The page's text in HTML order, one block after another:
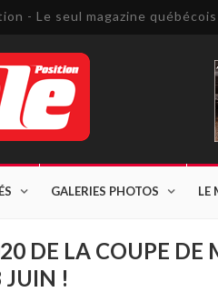
- Le seul magazine
GALERIES PHOTOS LE
DE LA COUPE
JUIN !